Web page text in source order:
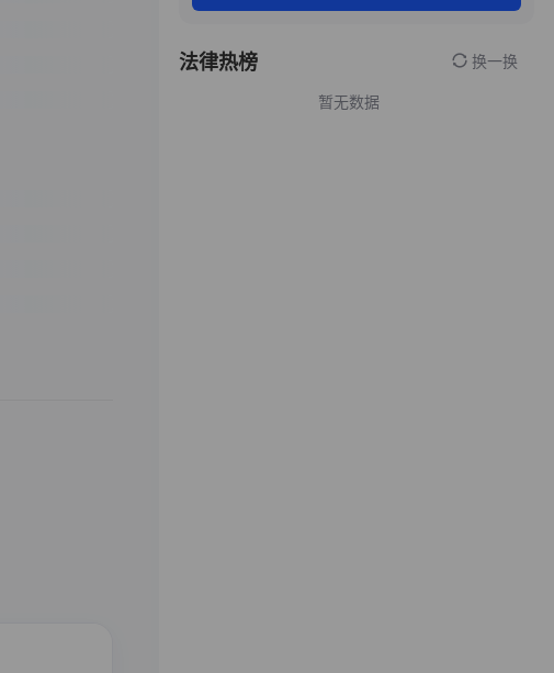
法律热榜 换一换
暂无数据